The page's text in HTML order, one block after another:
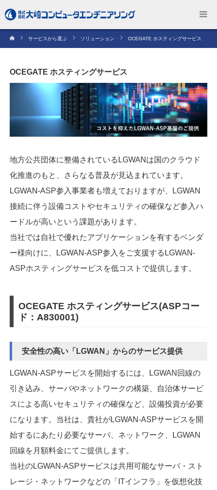
サービスから選ぶ ソリューション OCEGATE ホスティングサービス
OCEGATE ホスティングサービス
地方公共団体に整備されているLGWANは国のクラウド
化推進のもと、さらなる普及が見込まれています。
LGWAN-ASP参入事業者も増えておりますが、LGWAN
接続に伴う設備コストやセキュリティの確保など参入ハ
ードルが高いという課題があります。
当社では自社で優れたアプリケーションを有するベンダ
ー様向けに、LGWAN-ASP参入をご支援するLGWAN-
ASPホスティングサービスを低コストで提供します。
OCEGATE ホスティングサービス(ASPコー
ド：A830001)
安全性の高い「LGWAN」からのサービス提供
LGWAN-ASPサービスを開始するには、LGWAN回線の
引き込み、サーバやネットワークの構築、自治体サービ
スによる高いセキュリティの確保など、設備投資が必要
になります。当社は、貴社がLGWAN-ASPサービスを開
始するにあたり必要なサーバ、ネットワーク、LGWAN
回線を月額料金にてご提供します。
当社のLGWAN-ASPサービスは共用可能なサーバ・スト
レージ・ネットワークなどの「ITインフラ」を仮想化技